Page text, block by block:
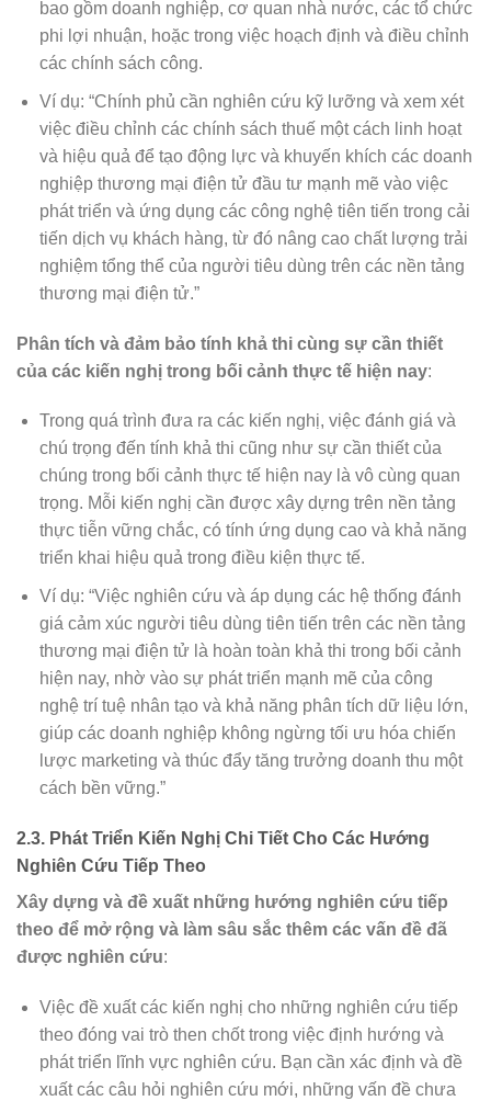
bao gồm doanh nghiệp, cơ quan nhà nước, các tổ chức
phi lợi nhuận, hoặc trong việc hoạch định và điều chỉnh
các chính sách công.
Ví dụ: “Chính phủ cần nghiên cứu kỹ lưỡng và xem xét
việc điều chỉnh các chính sách thuế một cách linh hoạt
và hiệu quả để tạo động lực và khuyến khích các doanh
nghiệp thương mại điện tử đầu tư mạnh mẽ vào việc
phát triển và ứng dụng các công nghệ tiên tiến trong cải
tiến dịch vụ khách hàng, từ đó nâng cao chất lượng trải
nghiệm tổng thể của người tiêu dùng trên các nền tảng
thương mại điện tử.”
Phân tích và đảm bảo tính khả thi cùng sự cần thiết
của các kiến nghị trong bối cảnh thực tế hiện nay:
Trong quá trình đưa ra các kiến nghị, việc đánh giá và
chú trọng đến tính khả thi cũng như sự cần thiết của
chúng trong bối cảnh thực tế hiện nay là vô cùng quan
trọng. Mỗi kiến nghị cần được xây dựng trên nền tảng
thực tiễn vững chắc, có tính ứng dụng cao và khả năng
triển khai hiệu quả trong điều kiện thực tế.
Ví dụ: “Việc nghiên cứu và áp dụng các hệ thống đánh
giá cảm xúc người tiêu dùng tiên tiến trên các nền tảng
thương mại điện tử là hoàn toàn khả thi trong bối cảnh
hiện nay, nhờ vào sự phát triển mạnh mẽ của công
nghệ trí tuệ nhân tạo và khả năng phân tích dữ liệu lớn,
giúp các doanh nghiệp không ngừng tối ưu hóa chiến
lược marketing và thúc đẩy tăng trưởng doanh thu một
cách bền vững.”
2.3. Phát Triển Kiến Nghị Chi Tiết Cho Các Hướng
Nghiên Cứu Tiếp Theo
Xây dựng và đề xuất những hướng nghiên cứu tiếp
theo để mở rộng và làm sâu sắc thêm các vấn đề đã
được nghiên cứu:
Việc đề xuất các kiến nghị cho những nghiên cứu tiếp
theo đóng vai trò then chốt trong việc định hướng và
phát triển lĩnh vực nghiên cứu. Bạn cần xác định và đề
xuất các câu hỏi nghiên cứu mới, những vấn đề chưa